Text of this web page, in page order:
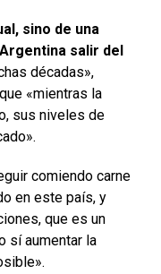
sino de una
salir del
décadas»,
«mientras la
sus niveles de
comiendo carne
en este país, y
que es un
sí aumentar la